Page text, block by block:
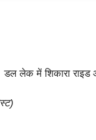
डल लेक में शिकारा